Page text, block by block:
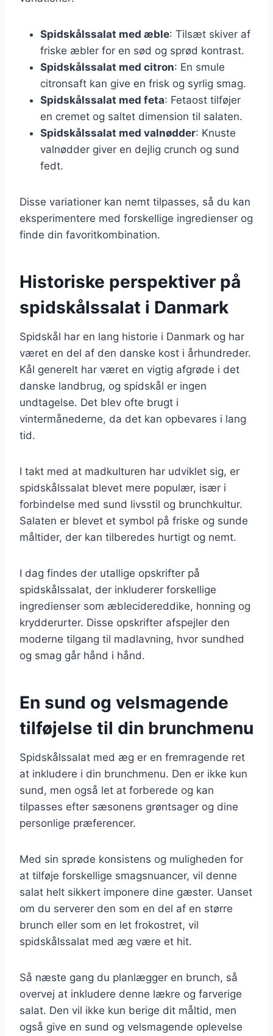
Spidskålssalat med æble: Tilsæt skiver af
friske æbler for en sød og sprød kontrast.
Spidskålssalat med citron: En smule
citronsaft kan give en frisk og syrlig smag.
Spidskålssalat med feta: Fetaost tilføjer
en cremet og saltet dimension til salaten.
Spidskålssalat med valnødder: Knuste
valnødder giver en dejlig crunch og sund
fedt.
Disse variationer kan nemt tilpasses, så du kan
eksperimentere med forskellige ingredienser og
finde din favoritkombination.
Historiske perspektiver på
spidskålssalat i Danmark
Spidskål har en lang historie i Danmark og har
været en del af den danske kost i århundreder.
Kål generelt har været en vigtig afgrøde i det
danske landbrug, og spidskål er ingen
undtagelse. Det blev ofte brugt i
vintermånederne, da det kan opbevares i lang
tid.
I takt med at madkulturen har udviklet sig, er
spidskålssalat blevet mere populær, især i
forbindelse med sund livsstil og brunchkultur.
Salaten er blevet et symbol på friske og sunde
måltider, der kan tilberedes hurtigt og nemt.
I dag findes der utallige opskrifter på
spidskålssalat, der inkluderer forskellige
ingredienser som æblecidereddike, honning og
krydderurter. Disse opskrifter afspejler den
moderne tilgang til madlavning, hvor sundhed
og smag går hånd i hånd.
En sund og velsmagende
tilføjelse til din brunchmenu
Spidskålssalat med æg er en fremragende ret
at inkludere i din brunchmenu. Den er ikke kun
sund, men også let at forberede og kan
tilpasses efter sæsonens grøntsager og dine
personlige præferencer.
Med sin sprøde konsistens og muligheden for
at tilføje forskellige smagsnuancer, vil denne
salat helt sikkert imponere dine gæster. Uanset
om du serverer den som en del af en større
brunch eller som en let frokostret, vil
spidskålssalat med æg være et hit.
Så næste gang du planlægger en brunch, så
overvej at inkludere denne lækre og farverige
salat. Den vil ikke kun berige dit måltid, men
også give en sund og velsmagende oplevelse